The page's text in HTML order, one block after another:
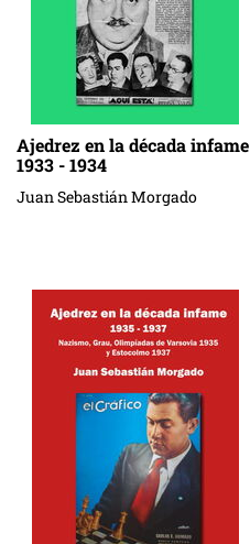
Ajedrez en la década infame
1933 - 1934
Juan Sebastián Morgado